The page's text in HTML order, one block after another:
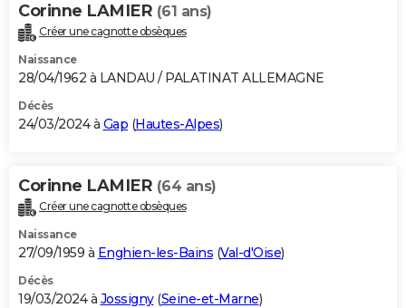
Corinne LAMIER (61 ans)
Créer une cagnotte obsèques
Naissance
28/04/1962 à LANDAU / PALATINAT ALLEMAGNE
Décès
24/03/2024 à Gap (Hautes-Alpes)
Corinne LAMIER (64 ans)
Créer une cagnotte obsèques
Naissance
27/09/1959 à Enghien-les-Bains (Val-d'Oise)
Décès
19/03/2024 à Jossigny(Seine-et-Marne)